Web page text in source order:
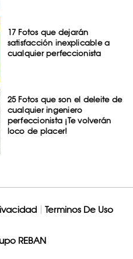
17 Fotos que dejarán
satisfacción inexplicable a
cualquier perfeccionista
25 Fotos que son el deleite de
cualquier ingeniero
perfeccionista ¡Te volverán
loco de placer!
Terminos De Uso
REBAN